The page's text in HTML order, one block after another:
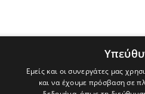
Εμείς και οι συνεργάτες μας
και να έχουμε πρόσβαση σε